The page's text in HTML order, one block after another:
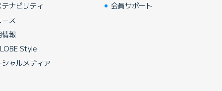
ナビリティ
ース
情報
Style
シャルメディア
会員サポート